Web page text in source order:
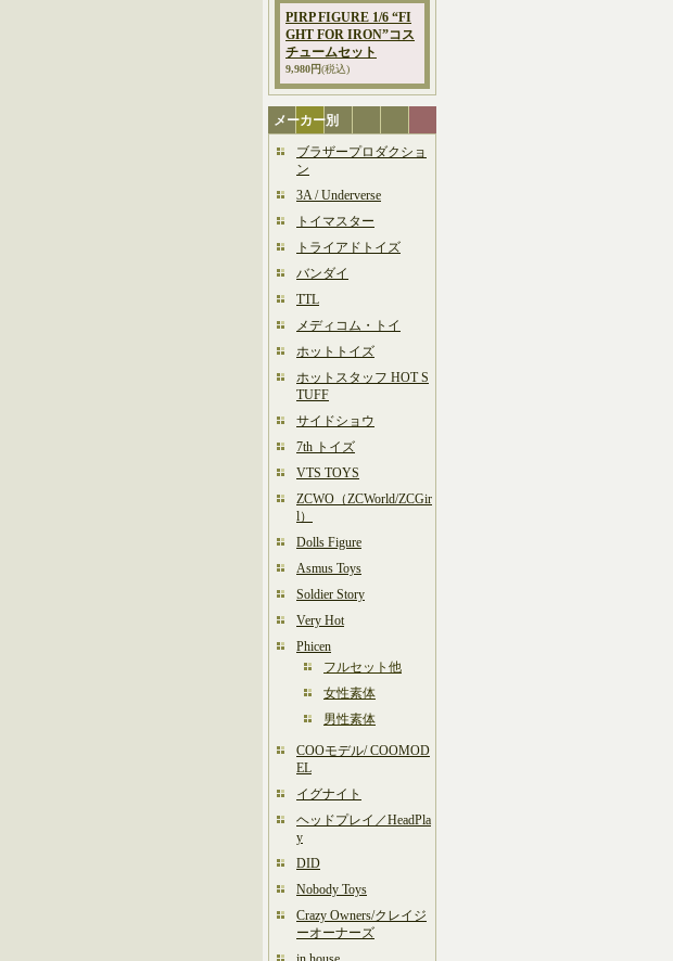
PIRP FIGURE 1/6 “FI
GHT FOR IRON”コス
チュームセット
9,980円(税込)
メーカー別
ブラザープロダクショ
ン
3A / Underverse
トイマスター
トライアドトイズ
バンダイ
TTL
メディコム・トイ
ホットトイズ
ホットスタッフ HOT S
TUFF
サイドショウ
7th トイズ
VTS TOYS
ZCWO（ZCWorld/ZCGir
l）
Dolls Figure
Asmus Toys
Soldier Story
Very Hot
Phicen
フルセット他
女性素体
男性素体
COOモデル/ COOMOD
EL
イグナイト
ヘッドプレイ／HeadPla
y
DID
Nobody Toys
Crazy Owners/クレイジ
ーオーナーズ